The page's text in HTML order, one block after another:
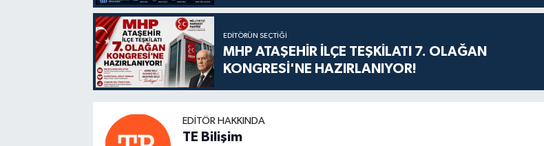
EDITÖRÜN SEÇTIĞI
MHP ATAŞEHİR İLÇE TEŞKİLATI 7. OLAĞAN
KONGRESİ'NE HAZIRLANIYOR!
EDITÖR HAKKINDA
TE Bilişim